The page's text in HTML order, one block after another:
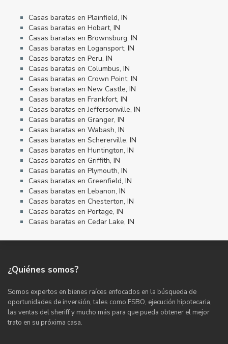
Casas baratas en Plainfield, IN
Casas baratas en Hobart, IN
Casas baratas en Brownsburg, IN
Casas baratas en Logansport, IN
Casas baratas en Peru, IN
Casas baratas en Columbus, IN
Casas baratas en Crown Point, IN
Casas baratas en New Castle, IN
Casas baratas en Frankfort, IN
Casas baratas en Jeffersonville, IN
Casas baratas en Granger, IN
Casas baratas en Wabash, IN
Casas baratas en Schererville, IN
Casas baratas en Huntington, IN
Casas baratas en Griffith, IN
Casas baratas en Plymouth, IN
Casas baratas en Greenfield, IN
Casas baratas en Lebanon, IN
Casas baratas en Chesterton, IN
Casas baratas en Portage, IN
Casas baratas en Cedar Lake, IN
¿Quiénes somos?
Somos expertos en bienes raíces enfocados en la búsqueda de
oportunidades de inversión, tales como FSBO, ejecución hipotecaria,
las ventas del sheriff y mucho más para que pueda obtener el mejor
trato en su próxima casa.